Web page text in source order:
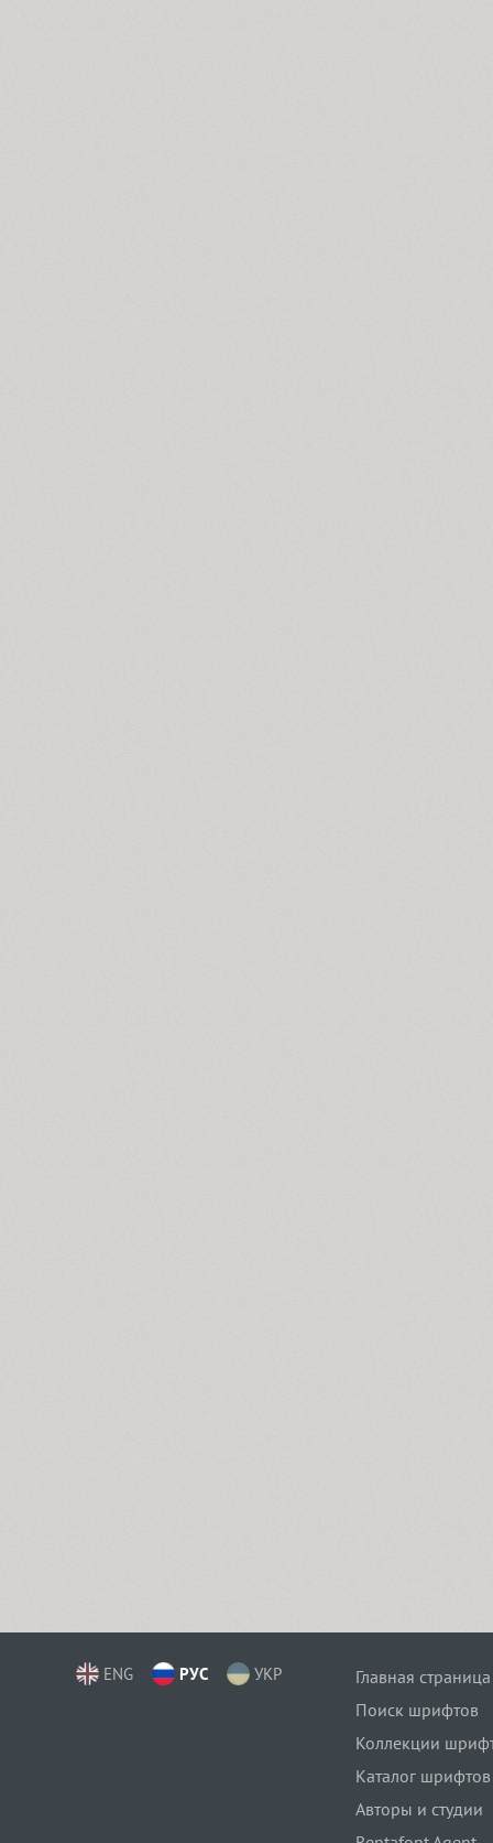
ENG РУС УКР
Главная страница
Поиск шрифтов
Коллекции
Каталог шрифтов
Авторы и студии